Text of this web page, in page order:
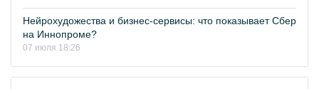
Нейрохудожества и бизнес-сервисы: что показывает Сбер
на Иннопроме?
07 июля 18:26